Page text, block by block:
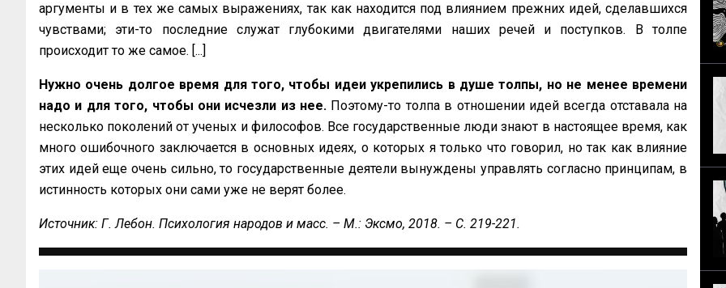
аргументы и в тех же самых выражениях, так как находится под влиянием прежних идей, сделавшихся
чувствами; эти-то последние служат глубокими двигателями наших речей и поступков. В толпе
происходит то же самое. [...]
Нужно очень долгое время для того, чтобы идеи укрепились в душе толпы, но не менее времени
надо и для того, чтобы они исчезли из нее. Поэтому-то толпа в отношении идей всегда отставала на
несколько поколений от ученых и философов. Все государственные люди знают в настоящее время, как
много ошибочного заключается в основных идеях, о которых я только что говорил, но так как влияние
этих идей еще очень сильно, то государственные деятели вынуждены управлять согласно принципам, в
истинность которых они сами уже не верят более.
Источник: Г. Лебон. Психология народов и масс. – М.: Эксмо, 2018. – С. 219-221.